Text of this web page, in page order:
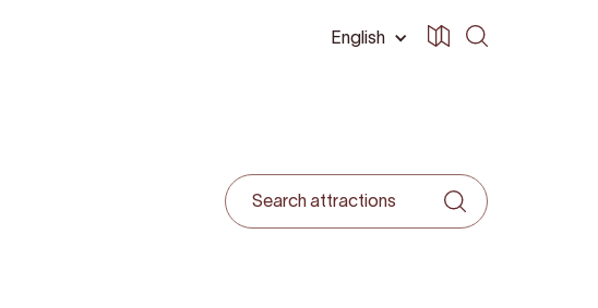
English